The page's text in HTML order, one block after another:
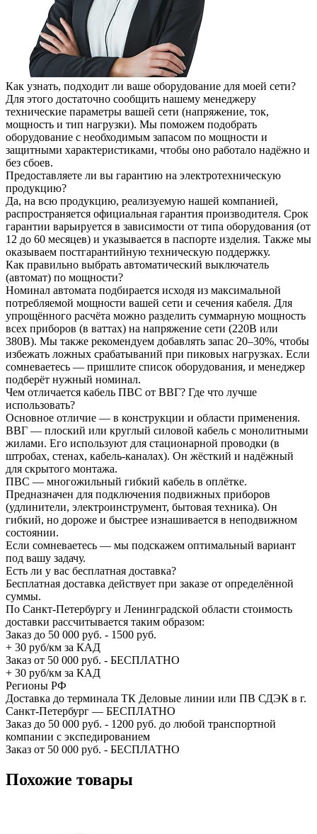
Как узнать, подходит ли ваше оборудование для моей сети?
Для этого достаточно сообщить нашему менеджеру
технические параметры вашей сети (напряжение, ток,
мощность и тип нагрузки). Мы поможем подобрать
оборудование с необходимым запасом по мощности и
защитными характеристиками, чтобы оно работало надёжно и
без сбоев.
Предоставляете ли вы гарантию на электротехническую
продукцию?
Да, на всю продукцию, реализуемую нашей компанией,
распространяется официальная гарантия производителя. Срок
гарантии варьируется в зависимости от типа оборудования (от
12 до 60 месяцев) и указывается в паспорте изделия. Также мы
оказываем постгарантийную техническую поддержку.
Как правильно выбрать автоматический выключатель
(автомат) по мощности?
Номинал автомата подбирается исходя из максимальной
потребляемой мощности вашей сети и сечения кабеля. Для
упрощённого расчёта можно разделить суммарную мощность
всех приборов (в ваттах) на напряжение сети (220В или
380В). Мы также рекомендуем добавлять запас 20–30%, чтобы
избежать ложных срабатываний при пиковых нагрузках. Если
сомневаетесь — пришлите список оборудования, и менеджер
подберёт нужный номинал.
Чем отличается кабель ПВС от ВВГ? Где что лучше
использовать?
Основное отличие — в конструкции и области применения.
ВВГ — плоский или круглый силовой кабель с монолитными
жилами. Его используют для стационарной проводки (в
штробах, стенах, кабель-каналах). Он жёсткий и надёжный
для скрытого монтажа.
ПВС — многожильный гибкий кабель в оплётке.
Предназначен для подключения подвижных приборов
(удлинители, электроинструмент, бытовая техника). Он
гибкий, но дороже и быстрее изнашивается в неподвижном
состоянии.
Если сомневаетесь — мы подскажем оптимальный вариант
под вашу задачу.
Есть ли у вас бесплатная доставка?
Бесплатная доставка действует при заказе от определённой
суммы.
По Санкт-Петербургу и Ленинградской области стоимость
доставки рассчитывается таким образом:
Заказ до 50 000 руб. - 1500 руб.
+ 30 руб/км за КАД
Заказ от 50 000 руб. - БЕСПЛАТНО
+ 30 руб/км за КАД
Регионы РФ
Доставка до терминала ТК Деловые линии или ПВ СДЭК в г.
Санкт-Петербург — БЕСПЛАТНО
Заказ до 50 000 руб. - 1200 руб. до любой транспортной
компании с экспедированием
Заказ от 50 000 руб. - БЕСПЛАТНО
Похожие товары